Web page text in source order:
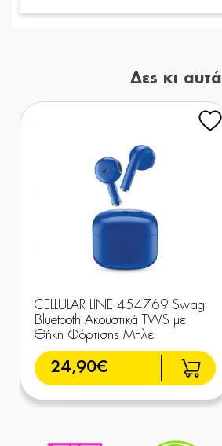
Δες κι αυτά
CELLULAR LINE 454769 Swag
Bluetooth Ακουστικά TWS με
Θήκη Φόρτισης Μπλε
24,90€